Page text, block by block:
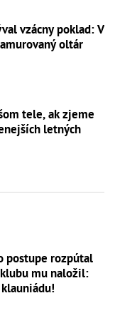
vzácny poklad: V
oltár
tele, ak zjeme
letných
postupe rozpútal
mu naložil: